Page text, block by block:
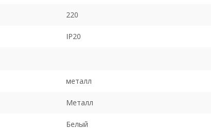
220
IP20
металл
Металл
Белый